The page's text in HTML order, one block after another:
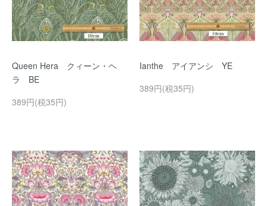
Queen Hera クィーン・ヘ
ラ BE
389円(税35円)
Ianthe アイアンシ YE
389円(税35円)